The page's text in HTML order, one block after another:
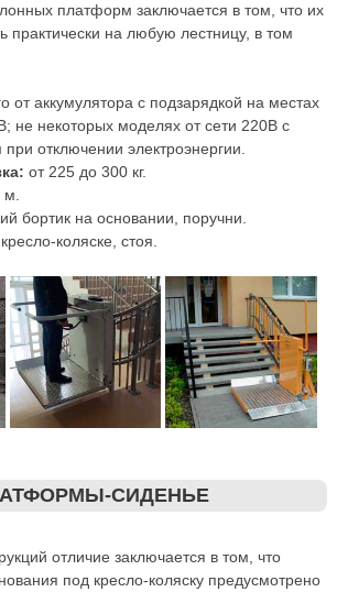
платформ заключается в том, что их
практически на любую лестницу, в том
от аккумулятора с подзарядкой на местах
не некоторых моделях от сети 220В с
отключении электроэнергии.
от 225 до 300 кг.
бортик на основании, поручни.
коляске, стоя.
СИДЕНЬЕ
отличие заключается в том, что
под кресло-коляску предусмотрено